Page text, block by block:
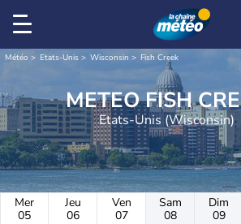
Météo Etats-Unis Wisconsin Fish Creek
METEO FISH
Etats-Unis (Wisconsin)
Mer
05
Jeu
06
Ven
07
Sam
08
Dim
09